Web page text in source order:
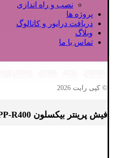
نصب و راه اندازی
پروژه ها
دریافت درایور و کاتالوگ
وبلاگ
تماس با ما
© کپی رایت 2026
فیش پرینتر بیکسلون SPP-R400